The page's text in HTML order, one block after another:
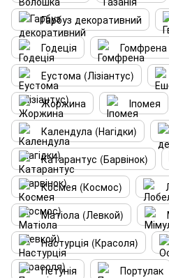
Гарбуз декоративний
Годеція
Гомфрена
Еустома (Лізіантус)
Жоржина
Іпомея
Календула (Нагідки)
Катарантус (Барвінок)
Космея (Космос)
Матіола (Левкой)
Настурція (Красоля)
Петунія
Портулак